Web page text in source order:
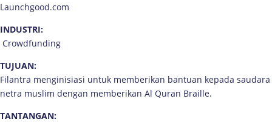
Launchgood.com
INDUSTRI:
Crowdfunding
TUJUAN:
Filantra menginisiasi untuk memberikan bantuan kepada saudara
netra muslim dengan memberikan Al Quran Braille.
TANTANGAN: